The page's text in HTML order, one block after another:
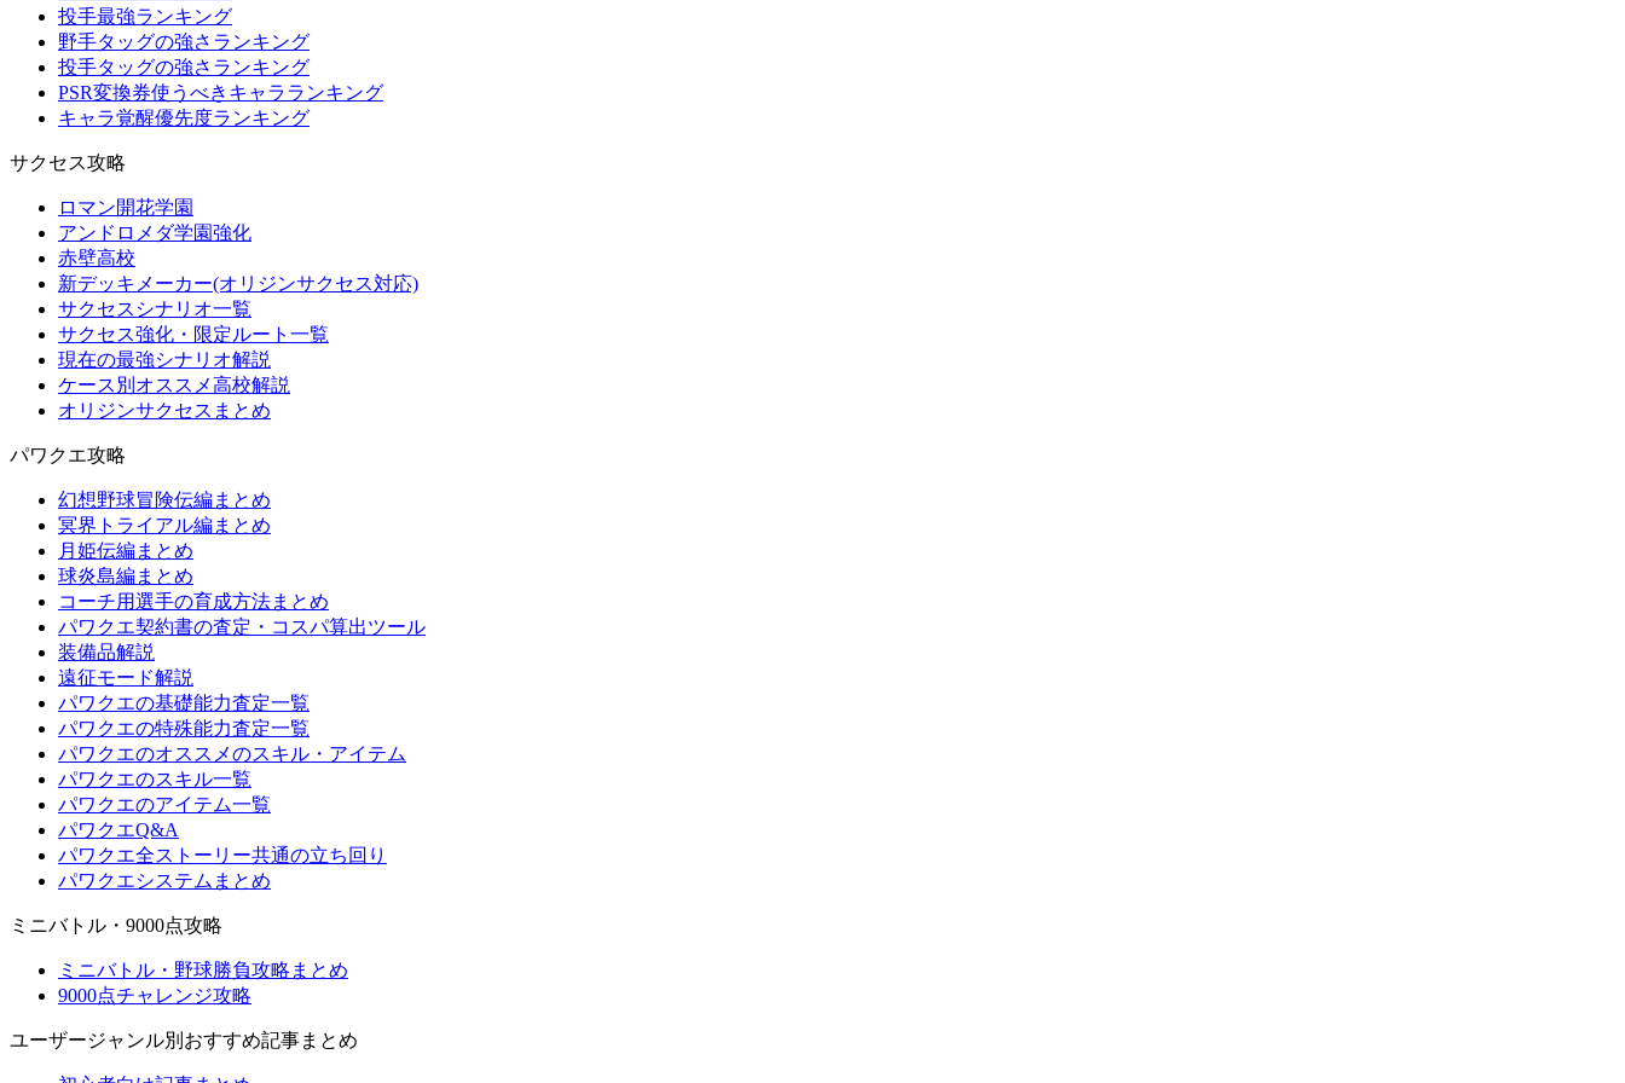
投手最強ランキング
野手タッグの強さランキング
投手タッグの強さランキング
PSR変換券使うべきキャラランキング
キャラ覚醒優先度ランキング
サクセス攻略
ロマン開花学園
アンドロメダ学園強化
赤壁高校
新デッキメーカー(オリジンサクセス対応)
サクセスシナリオ一覧
サクセス強化・限定ルート一覧
現在の最強シナリオ解説
ケース別オススメ高校解説
オリジンサクセスまとめ
パワクエ攻略
幻想野球冒険伝編まとめ
冥界トライアル編まとめ
月姫伝編まとめ
球炎島編まとめ
コーチ用選手の育成方法まとめ
パワクエ契約書の査定・コスパ算出ツール
装備品解説
遠征モード解説
パワクエの基礎能力査定一覧
パワクエの特殊能力査定一覧
パワクエのオススメのスキル・アイテム
パワクエのスキル一覧
パワクエのアイテム一覧
パワクエQ&A
パワクエ全ストーリー共通の立ち回り
パワクエシステムまとめ
ミニバトル・9000点攻略
ミニバトル・野球勝負攻略まとめ
9000点チャレンジ攻略
ユーザージャンル別おすすめ記事まとめ